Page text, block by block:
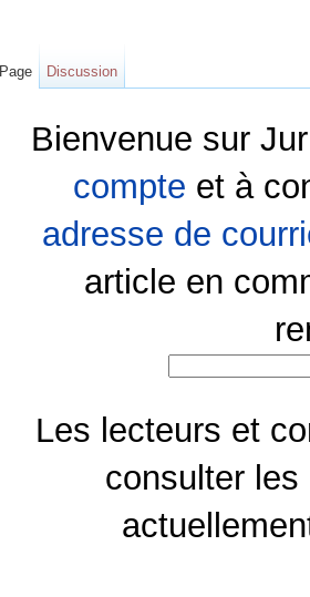
Bienvenue sur
compte et à
adresse de
article en
Les lecteurs et
consulter les
Page Discussion